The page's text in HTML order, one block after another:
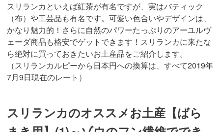
スリランカといえば紅茶が有名ですが、実はバティック
（布）や工芸品も有名です。可愛い色合いやデザインは、
かなり魅力的！さらに自然のパワーたっぷりのアーユルヴ
ェーダ商品も格安でゲットできます！スリランカに来たな
ら絶対に買っておきたいお土産品をご紹介します。
（スリランカルピーから日本円への換算は、すべて2019年
7月9日現在のレート）
スリランカのオススメお土産【ばら